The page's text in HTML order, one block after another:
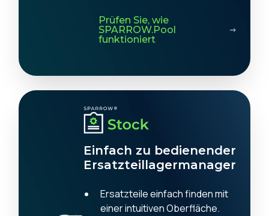
Prüfen Sie, wie
SPARROW.Pool
funktioniert
Einfach zu bedienender
Ersatzteillagermanager
Ersatzteile einfach finden mit
einer intuitiven Oberfläche.